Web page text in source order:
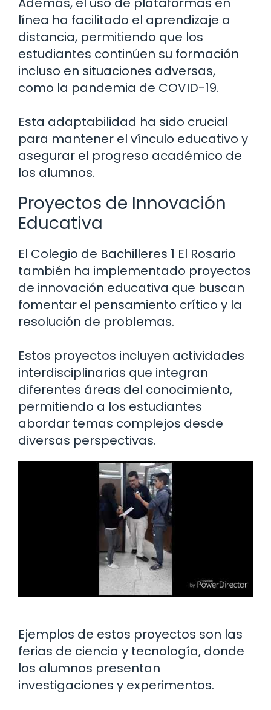
línea ha facilitado el aprendizaje a
distancia, permitiendo que los
estudiantes continúen su formación
incluso en situaciones adversas,
como la pandemia de COVID-19.
Esta adaptabilidad ha sido crucial
para mantener el vínculo educativo y
asegurar el progreso académico de
los alumnos.
Proyectos de Innovación
Educativa
El Colegio de Bachilleres 1 El Rosario
también ha implementado proyectos
de innovación educativa que buscan
fomentar el pensamiento crítico y la
resolución de problemas.
Estos proyectos incluyen actividades
interdisciplinarias que integran
diferentes áreas del conocimiento,
permitiendo a los estudiantes
abordar temas complejos desde
diversas perspectivas.
Ejemplos de estos proyectos son las
ferias de ciencia y tecnología, donde
los alumnos presentan
investigaciones y experimentos.